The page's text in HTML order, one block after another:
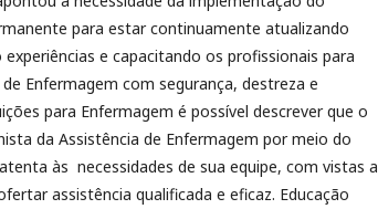
para estar continuamente atualizando
e capacitando os profissionais para
Enfermagem com segurança, destreza e
para Enfermagem é possível descrever que o
da Assistência de Enfermagem por meio do
às necessidades de sua equipe, com vistas a
assistência qualificada e eficaz. Educação